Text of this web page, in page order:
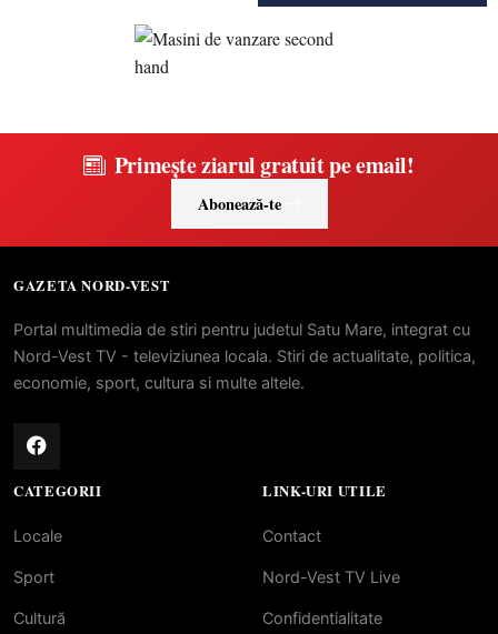
Primește ziarul gratuit pe email!
Abonează-te
GAZETA NORD-VEST
Portal multimedia de stiri pentru judetul Satu Mare, integrat cu
Nord-Vest TV - televiziunea locala. Stiri de actualitate, politica,
economie, sport, cultura si multe altele.
CATEGORII
Locale
Sport
Cultură
LINK-URI UTILE
Contact
Nord-Vest TV Live
Confidentialitate